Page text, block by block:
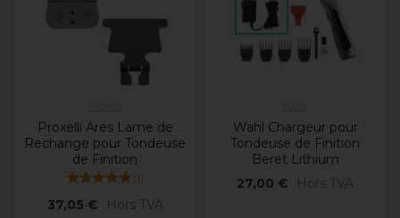
Proxelli Ares Lame de
Rechange pour Tondeuse
de Finition
(1)
37,05 € Hors TVA
Wahl Chargeur pour
Tondeuse de Finition
Beret Lithium
27,00 €
Hors TVA